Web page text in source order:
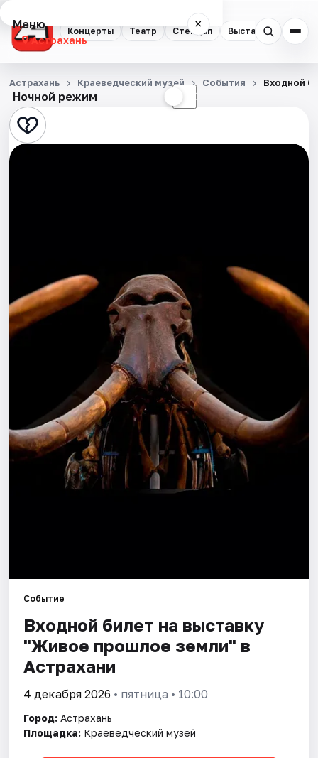
Концерты Театр Стендап Выставки
Меню ×
Астрахань
Концерты
Театр
Стендап
События
Артисты
Рейтинги
Ночной режим ☾
Астрахань Краеведческий музей События Входной
Событие
Входной билет на выставку
"Живое прошлое земли" в
Астрахани
4 декабря 2026 • пятница • 10:00
Город: Астрахань
Площадка: Краеведческий музей